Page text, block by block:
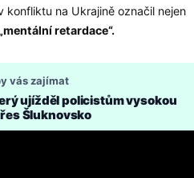
konfliktu na Ukrajině označil nejen
retardace“.
vás zajímat
ujížděl policistům vysokou
Šluknovsko